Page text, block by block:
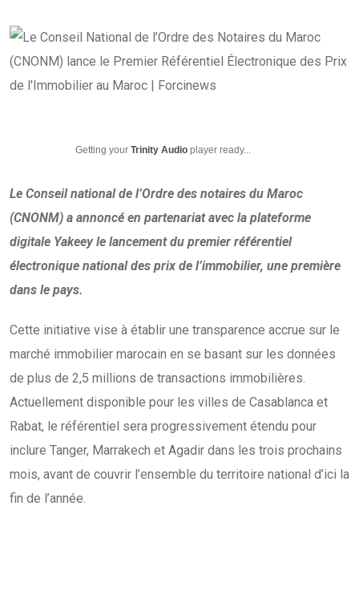
Getting your Trinity Audio player ready...
Le Conseil national de l’Ordre des notaires du Maroc
(CNONM) a annoncé en partenariat avec la plateforme
digitale Yakeey le lancement du premier référentiel
électronique national des prix de l’immobilier, une première
dans le pays.
Cette initiative vise à établir une transparence accrue sur le
marché immobilier marocain en se basant sur les données
de plus de 2,5 millions de transactions immobilières.
Actuellement disponible pour les villes de Casablanca et
Rabat, le référentiel sera progressivement étendu pour
inclure Tanger, Marrakech et Agadir dans les trois prochains
mois, avant de couvrir l’ensemble du territoire national d’ici la
fin de l’année.